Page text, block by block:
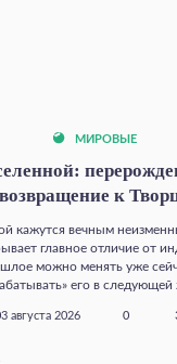
МИРОВЫЕ
возвращение к
кажутся вечным
главное отличие от
можно менять уже
его в следующей
августа 2026 0